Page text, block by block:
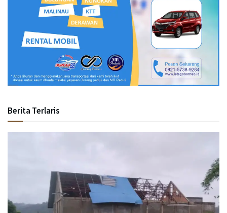
Berita Terlaris